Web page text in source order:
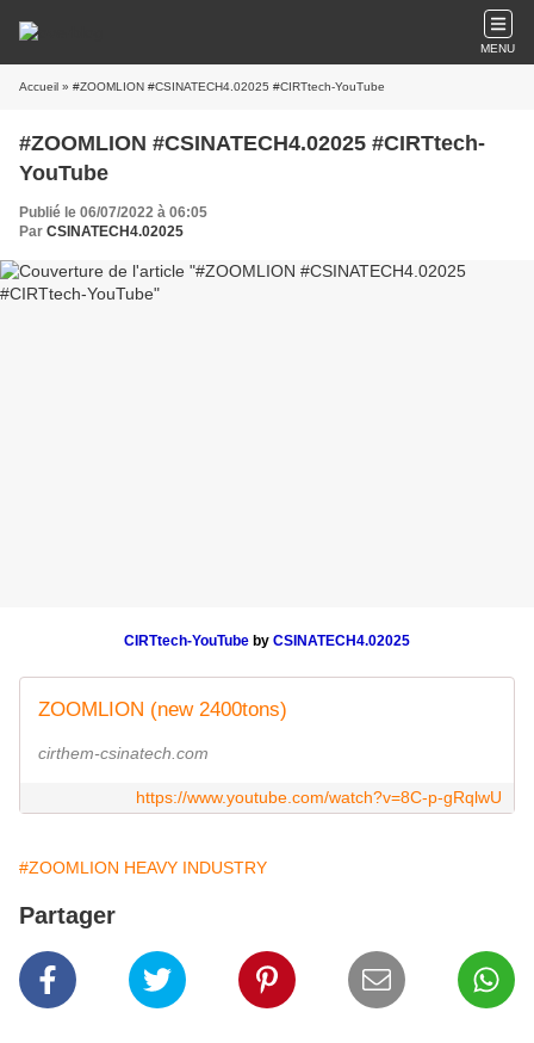
MENU
Accueil » #ZOOMLION #CSINATECH4.02025 #CIRTtech-YouTube
#ZOOMLION #CSINATECH4.02025 #CIRTtech-
YouTube
Publié le 06/07/2022 à 06:05
Par CSINATECH4.02025
CIRTtech-YouTube by CSINATECH4.02025
ZOOMLION (new 2400tons)
cirthem-csinatech.com
https://www.youtube.com/watch?v=8C-p-gRqlwU
#ZOOMLION HEAVY INDUSTRY
Partager